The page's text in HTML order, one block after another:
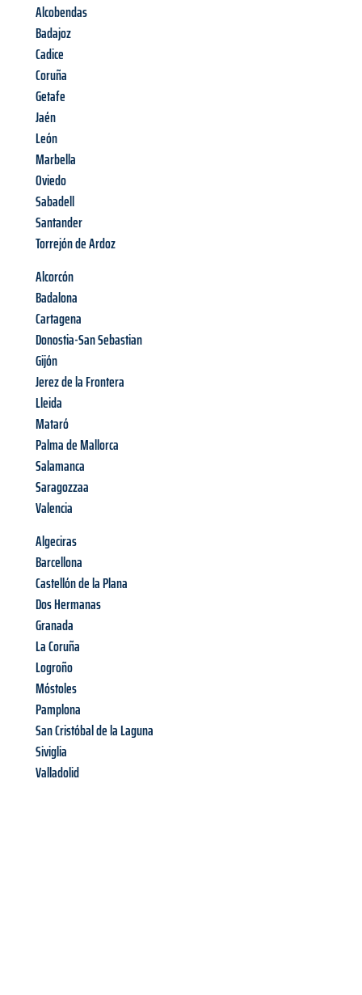
Alcobendas
Badajoz
Cadice
Coruña
Getafe
Jaén
León
Marbella
Oviedo
Sabadell
Santander
Torrejón de Ardoz
Alcorcón
Badalona
Cartagena
Donostia-San Sebastian
Gijón
Jerez de la Frontera
Lleida
Mataró
Palma de Mallorca
Salamanca
Saragozzaa
Valencia
Algeciras
Barcellona
Castellón de la Plana
Dos Hermanas
Granada
La Coruña
Logroño
Móstoles
Pamplona
San Cristóbal de la Laguna
Siviglia
Valladolid